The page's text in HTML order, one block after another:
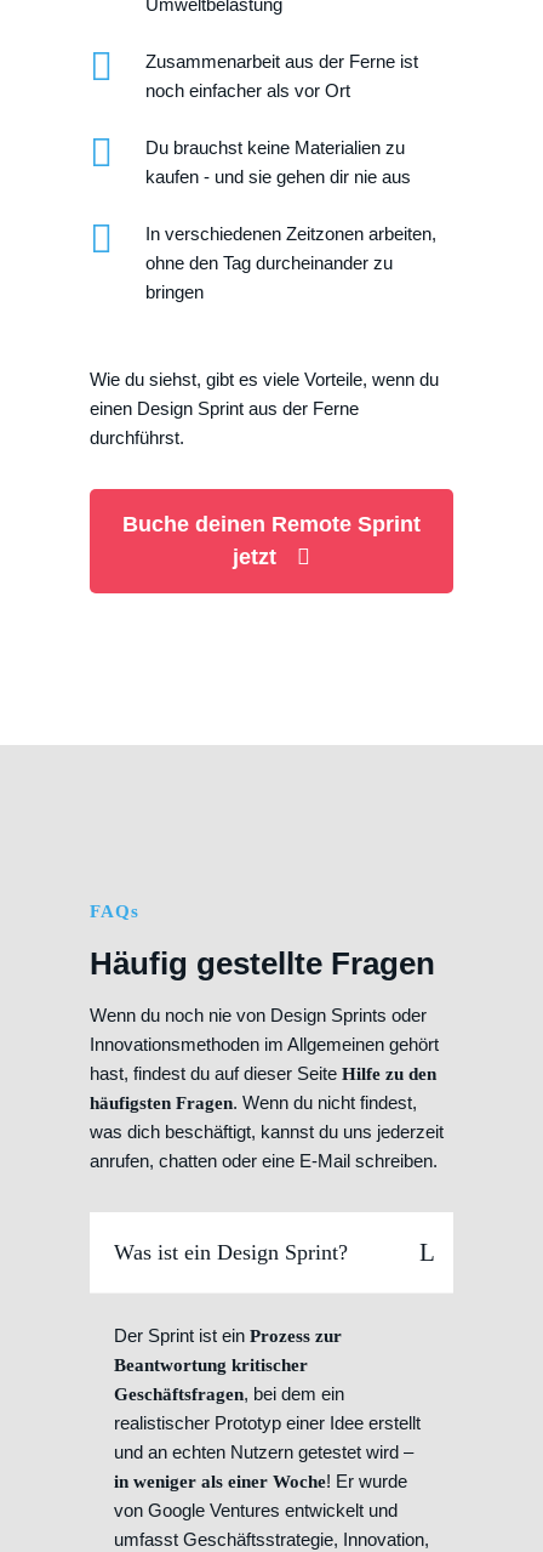
Umweltbelastung
Zusammenarbeit aus der Ferne ist
noch einfacher als vor Ort
Du brauchst keine Materialien zu
kaufen - und sie gehen dir nie aus
In verschiedenen Zeitzonen arbeiten,
ohne den Tag durcheinander zu
bringen
Wie du siehst, gibt es viele Vorteile, wenn du
einen Design Sprint aus der Ferne
durchführst.
Buche deinen Remote Sprint
jetzt
FAQs
Häufig gestellte Fragen
Wenn du noch nie von Design Sprints oder
Innovationsmethoden im Allgemeinen gehört
hast, findest du auf dieser Seite Hilfe zu den
häufigsten Fragen. Wenn du nicht findest,
was dich beschäftigt, kannst du uns jederzeit
anrufen, chatten oder eine E-Mail schreiben.
Was ist ein Design Sprint?
Der Sprint ist ein Prozess zur
Beantwortung kritischer
Geschäftsfragen, bei dem ein
realistischer Prototyp einer Idee erstellt
und an echten Nutzern getestet wird –
in weniger als einer Woche! Er wurde
von Google Ventures entwickelt und
umfasst Geschäftsstrategie, Innovation,